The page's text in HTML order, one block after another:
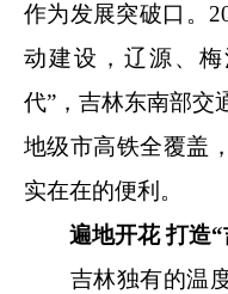
作为发展突破口。
动建设，辽源、
代”，吉林东南部交
地级市高铁全覆盖
实在在的便利。
遍地开花 打造
吉林独有的温度